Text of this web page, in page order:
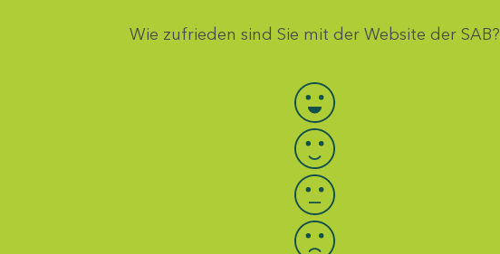
Wie zufrieden sind Sie mit der Website der SAB?
Bewertung auswählen